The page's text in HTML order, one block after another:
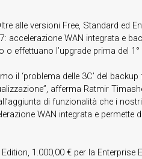
alle versioni Free, Standard ed
accelerazione WAN integrata e
effettuano l’upgrade prima del
il ‘problema delle 3C’ del
afferma Ratmir
di funzionalità che i
WAN integrata e permette
1.000,00 € per la Enterprise